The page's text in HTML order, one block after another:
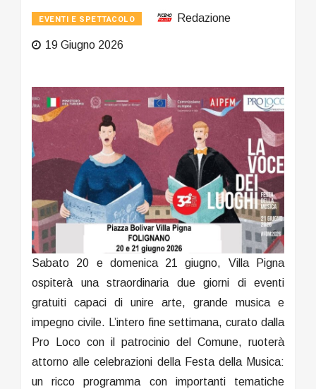
EVENTI E SPETTACOLO Redazione
19 Giugno 2026
Sabato 20 e domenica 21 giugno, Villa Pigna
ospiterà una straordinaria due giorni di eventi
gratuiti capaci di unire arte, grande musica e
impegno civile. L’intero fine settimana, curato dalla
Pro Loco con il patrocinio del Comune, ruoterà
attorno alle celebrazioni della Festa della Musica:
un ricco programma con importanti tematiche